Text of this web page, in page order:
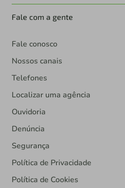
Fale com a gente
Fale conosco
Nossos canais
Telefones
Localizar uma agência
Ouvidoria
Denúncia
Segurança
Política de Privacidade
Política de Cookies